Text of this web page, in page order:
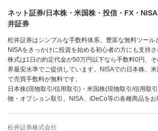
ネット証券/日本株・米国株・投信・FX・
井証券
松井証券はシンプルな手数料体系、豊富な無料ツール
NISAをきっかけに投資を始める初心者の方にも支持さ
株式は1日の約定代金が50万円以下なら手数料0円、
界最安水準でご提供しています。NISAでの日本株、
て売買手数料が無料です。
日本株(現物取引/信用取引)・米国株(現物取引/信用取
物・オプション取引、NISA、iDeCo等の各種商品をお
松井証券株式会社